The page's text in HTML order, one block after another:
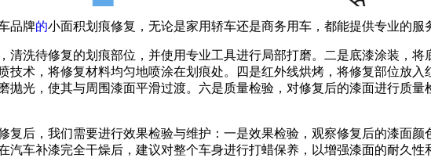
品牌的小面积划痕修复，无论是家用轿车还是商务用车，都能提供专业的服
清洗待修复的划痕部位，并使用专业工具进行局部打磨。二是底漆涂装，
技术，将修复材料均匀地喷涂在划痕处。四是红外线烘烤，将修复部位放
抛光，使其与周围漆面平滑过渡。六是质量检验，对修复后的漆面进行质
复后，我们需要进行效果检验与维护：一是效果检验，观察修复后的漆面
汽车补漆完全干燥后，建议对整个车身进行打蜡保养，以增强漆面的耐久